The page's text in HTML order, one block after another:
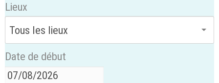
Lieux
Date de début